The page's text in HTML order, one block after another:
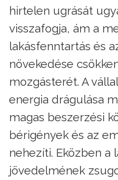
hirtelen ugrását
visszafogja, ám a
lakásfenntartás és
növekedése
mozgásterét. A
energia drágulása
magas beszerzési
bérigények és az
nehezíti. Eközben a
jövedelmének